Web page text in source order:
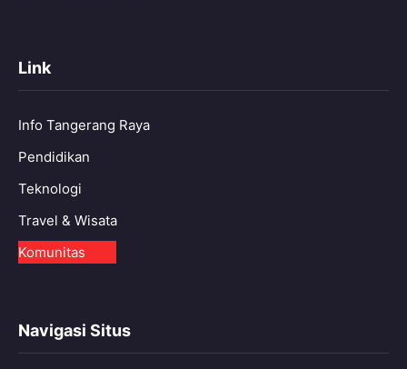
Link
Info Tangerang Raya
Pendidikan
Teknologi
Travel & Wisata
Komunitas
Navigasi Situs